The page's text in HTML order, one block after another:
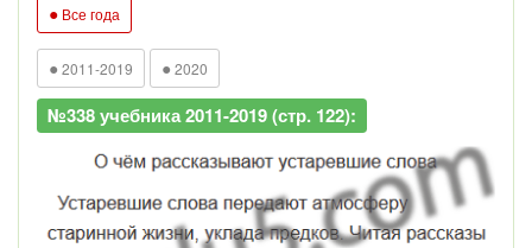
● Все года
● 2011-2019 ● 2020
№338 учебника 2011-2019 (стр. 122):